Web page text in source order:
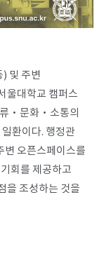
및 주변
울대학교 캠퍼스
류·문화·소통의
환이다. 행정관
변 오픈스페이스를
회를 제공하고
을 조성하는 것을